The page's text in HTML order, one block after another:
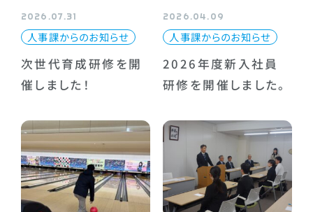
次世代育成研修を開
催しました！
2026.07.31
人事課からのお知らせ
2026年度新入社員
研修を開催しました。
2026.04.09
人事課からのお知らせ